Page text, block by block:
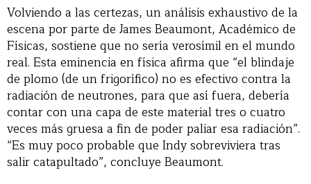
Volviendo a las certezas, un análisis exhaustivo de la
escena por parte de James Beaumont, Académico de
Físicas, sostiene que no sería verosímil en el mundo
real. Esta eminencia en física afirma que “el blindaje
de plomo (de un frigorífico) no es efectivo contra la
radiación de neutrones, para que así fuera, debería
contar con una capa de este material tres o cuatro
veces más gruesa a fin de poder paliar esa radiación”.
“Es muy poco probable que Indy sobreviviera tras
salir catapultado”, concluye Beaumont.